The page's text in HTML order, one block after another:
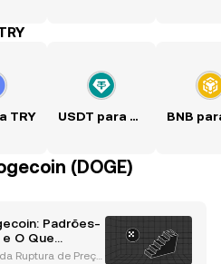
TRY USDT para TRY
(DOGE)
Padrões-
O Que
Ruptura de Preço